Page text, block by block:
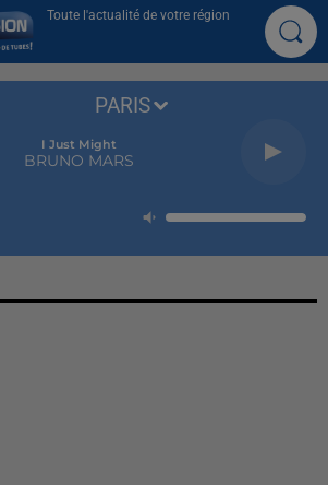
Toute l'actualité de votre région
I Just Might
BRUNO MARS
PARIS